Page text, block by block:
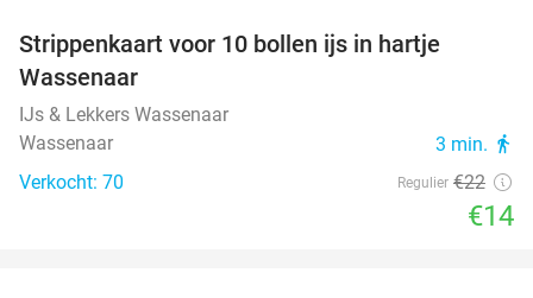
Strippenkaart voor 10 bollen ijs in hartje
Wassenaar
IJs & Lekkers Wassenaar
Wassenaar
3 min. directions_walk
Verkocht: 70 Regulier €22
€14